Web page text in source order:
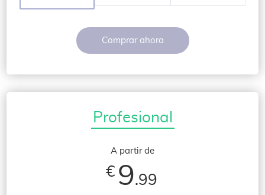
Comprar ahora
Profesional
A partir de
€ 9.99